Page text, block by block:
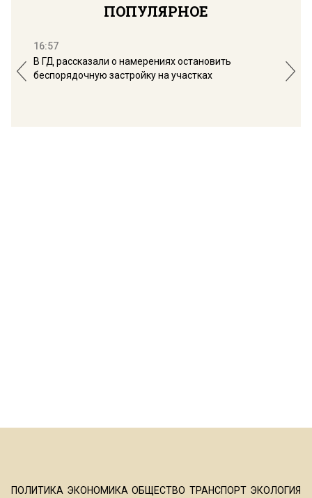
ПОПУЛЯРНОЕ
16:57
В ГД рассказали о намерениях остановить
беспорядочную застройку на участках
ПОЛИТИКА ЭКОНОМИКА ОБЩЕСТВО ТРАНСПОРТ ЭКОЛОГИЯ